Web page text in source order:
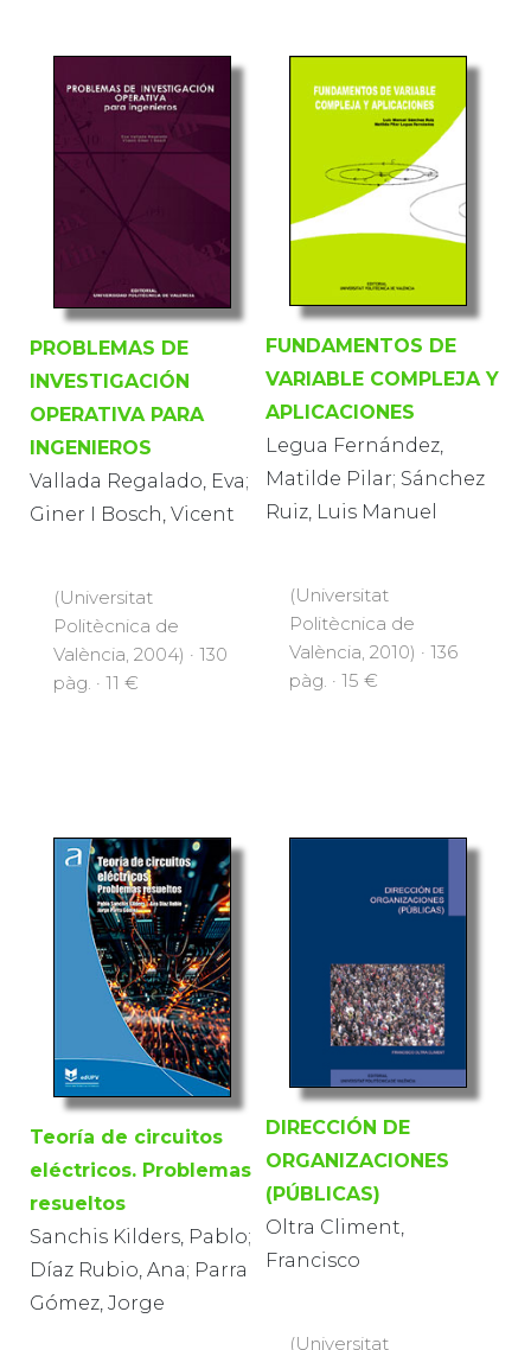
PROBLEMAS DE
INVESTIGACIÓN
OPERATIVA PARA
INGENIEROS
Vallada Regalado, Eva;
Giner I Bosch, Vicent
(Universitat
Politècnica de
València, 2004) · 130
pàg. · 11 €
FUNDAMENTOS DE
VARIABLE COMPLEJA Y
APLICACIONES
Legua Fernández,
Matilde Pilar; Sánchez
Ruiz, Luis Manuel
(Universitat
Politècnica de
València, 2010) · 136
pàg. · 15 €
Teoría de circuitos
eléctricos. Problemas
resueltos
Sanchis Kilders, Pablo;
Díaz Rubio, Ana; Parra
Gómez, Jorge
DIRECCIÓN DE
ORGANIZACIONES
(PÚBLICAS)
Oltra Climent,
Francisco
(Universitat